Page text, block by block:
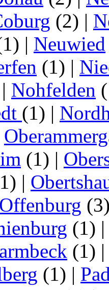
(2) |
| Neuwied
(1) |
| Nohfelden
(1) |
(1) |
|
Offenburg
(1)
(1)
(1) |